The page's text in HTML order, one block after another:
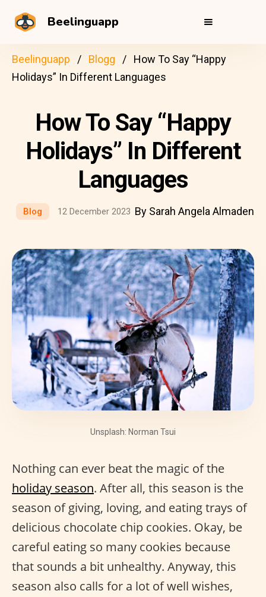
Beelinguapp
Beelinguapp Blogg
How To Say “Happy
Holidays” In Different Languages
How To Say “Happy
Holidays” In Different
Languages
Blog 12 December 2023 By Sarah Angela Almaden
Unsplash: Norman Tsui
Nothing can ever beat the magic of the
holiday season. After all, this season is the
season of giving, loving, and eating trays of
delicious chocolate chip cookies. Okay, be
careful eating so many cookies because
that sounds a bit unhealthy. Anyway, this
season also calls for a lot of well wishes,